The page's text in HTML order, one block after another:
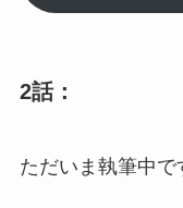
2話：
ただいま執筆中で